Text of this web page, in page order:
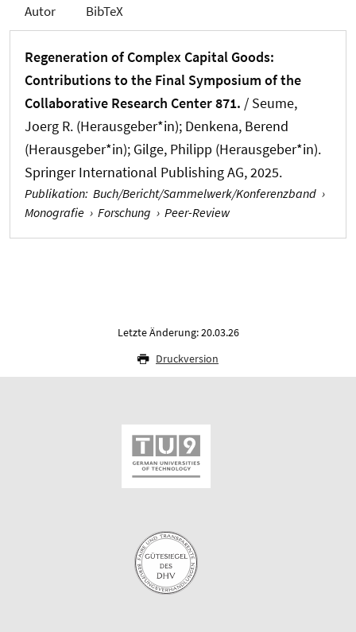
Autor BibTeX
Regeneration of Complex Capital Goods:
Contributions to the Final Symposium of the
Collaborative Research Center 871. / Seume,
Joerg R. (Herausgeber*in); Denkena, Berend
(Herausgeber*in); Gilge, Philipp (Herausgeber*in).
Springer International Publishing AG, 2025.
Publikation: Buch/Bericht/Sammelwerk/Konferenzband ›
Monografie › Forschung › Peer-Review
Letzte Änderung: 20.03.26
Druckversion